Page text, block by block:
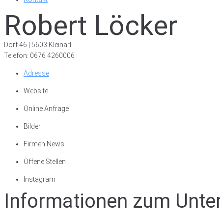
Robert Löcker
Dorf 46 | 5603 Kleinarl
Telefon: 0676 4260006
Adresse
Website
Online Anfrage
Bilder
Firmen News
Offene Stellen
Instagram
Informationen zum